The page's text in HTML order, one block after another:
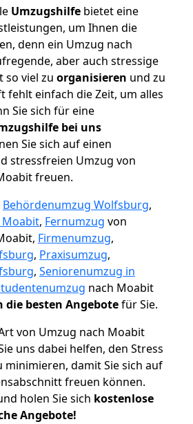
Umzugshilfe bietet eine
um Ihnen die
denn ein Umzug nach
aber auch stressige
so viel zu organisieren und zu
fehlt einfach die Zeit, um alles
Sie sich für eine
bei uns
Sie sich auf einen
stressfreien Umzug von
freuen.
Behördenumzug Wolfsburg,
Moabit, Fernumzug von
Firmenumzug,
, Praxisumzug,
, Seniorenumzug in
nach Moabit
die besten Angebotefür Sie.
von Umzug nach Moabit
uns dabei helfen, den Stress
minimieren, damit Sie sich auf
freuen können.
holen Sie sich kostenlose
Angebote!